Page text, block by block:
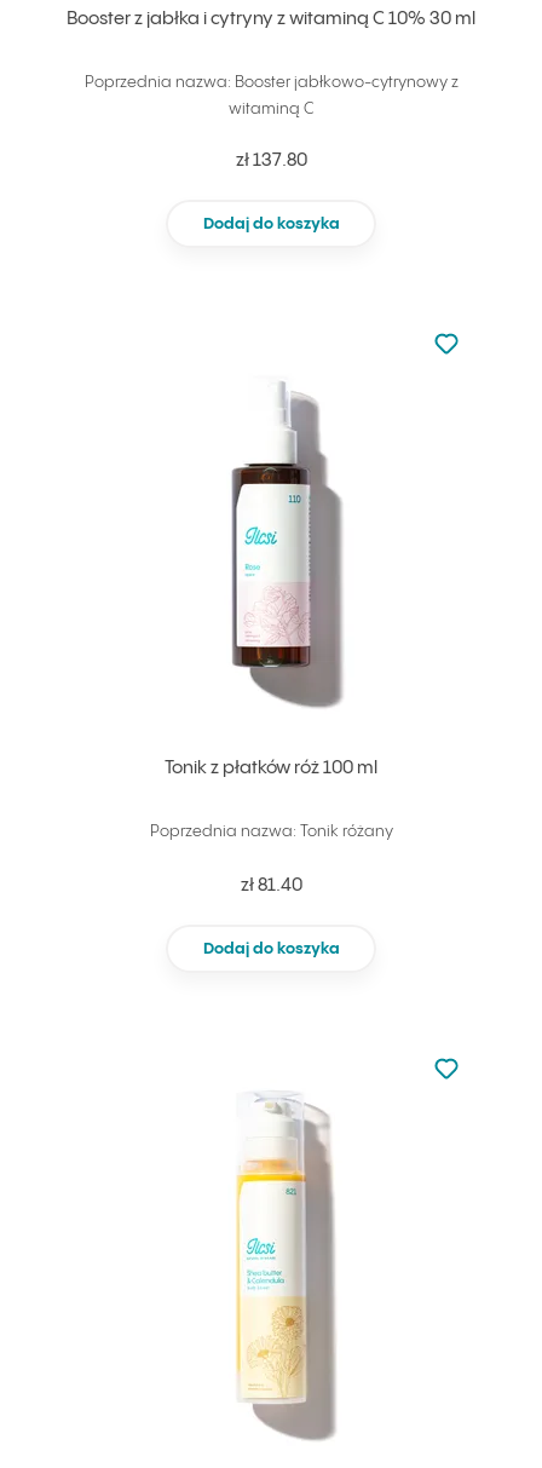
Booster z jabłka i cytryny z witaminą C 10% 30 ml
Poprzednia nazwa: Booster jabłkowo-cytrynowy z
witaminą C
zł 137.80
Dodaj do koszyka
Tonik z płatków róż 100 ml
Poprzednia nazwa: Tonik różany
zł 81.40
Dodaj do koszyka
Nie dodano
Dodaj do
Nie dodano
Dodaj do